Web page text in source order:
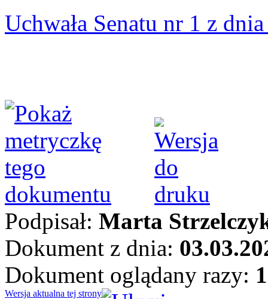
Uchwała Senatu nr 1 z
Podpisał: Marta
Dokument z dnia:
Dokument oglądany razy:
Wersja aktualna tej strony